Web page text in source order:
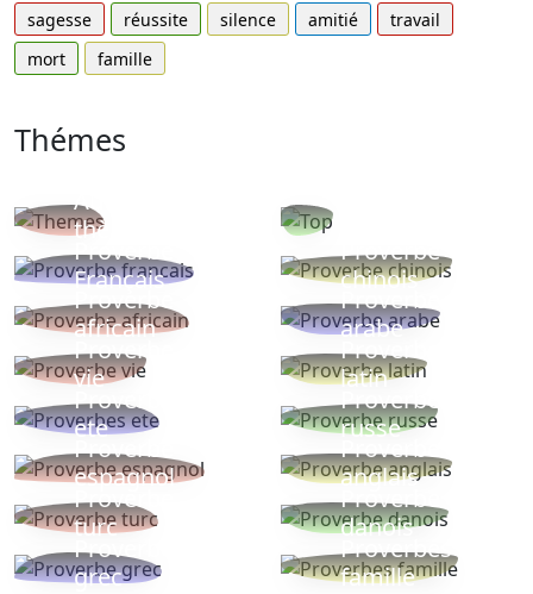
sagesse
réussite silence amitié
travail
mort
famille
Thémes
Autres
thèmes
Proverbe
Français
Proverbe
chinois
Proverbe
africain
Proverbe
arabe
Proverbe
vie
Proverbe
latin
Proverbes
ete
Proverbe
russe
Proverbe
espagnol
Proverbe
anglais
Proverbe
turc
Proverbe
danois
Proverbe
grec
Proverbes
famille